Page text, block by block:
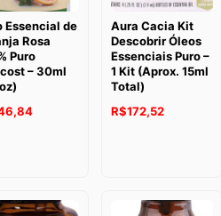
Essencial de
Rosa
Puro
– 30ml
Aura Cacia Kit
Descobrir Óleos
Essenciais Puro –
1 Kit (Aprox. 15ml
Total)
O
R$241,40.
R$172,52O
R$172,52.